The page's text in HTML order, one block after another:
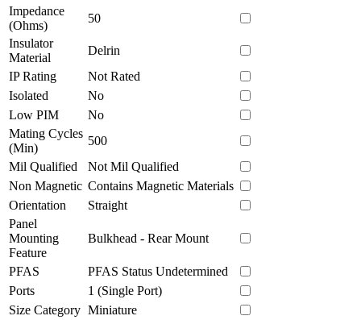
Impedance
(Ohms)
50
Insulator
Material
Delrin
IP Rating
Not Rated
Isolated
No
Low PIM
No
Mating Cycles
(Min)
500
Mil Qualified
Not Mil Qualified
Non Magnetic Contains Magnetic Materials
Orientation
Straight
Panel
Mounting
Feature
Bulkhead - Rear Mount
PFAS
PFAS Status Undetermined
Ports
1 (Single Port)
Size Category Miniature